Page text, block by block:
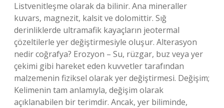
Listvenitleşme olarak da bilinir. Ana mineraller
kuvars, magnezit, kalsit ve dolomittir. Sığ
derinliklerde ultramafik kayaçların jeotermal
çözeltilerle yer değiştirmesiyle oluşur. Alterasyon
nedir coğrafya? Erozyon – Su, rüzgar, buz veya yer
çekimi gibi hareket eden kuvvetler tarafından
malzemenin fiziksel olarak yer değiştirmesi. Değişim;
Kelimenin tam anlamıyla, değişim olarak
açıklanabilen bir terimdir. Ancak, yer biliminde,